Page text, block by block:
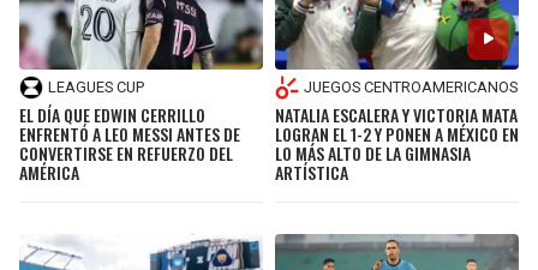
LEAGUES CUP
EL DÍA QUE EDWIN CERRILLO
ENFRENTÓ A LEO MESSI ANTES DE
CONVERTIRSE EN REFUERZO DEL
AMÉRICA
JUEGOS CENTROAMERICANOS
NATALIA ESCALERA Y VICTORIA MATA
LOGRAN EL 1-2 Y PONEN A MÉXICO EN
LO MÁS ALTO DE LA GIMNASIA
ARTÍSTICA